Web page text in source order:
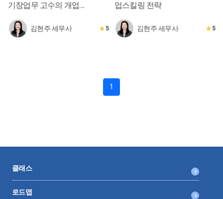
기장업무 고수의 개업
김현주 세무사 5
업스킬링 전략
김현주 세무사 5
1
클래스
로드맵